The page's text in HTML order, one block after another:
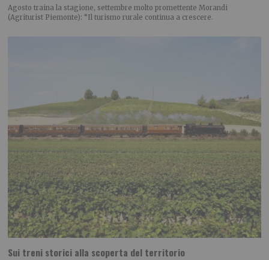
Agosto traina la stagione, settembre molto promettente Morandi
(Agriturist Piemonte): “Il turismo rurale continua a crescere.
Sui treni storici alla scoperta del territorio